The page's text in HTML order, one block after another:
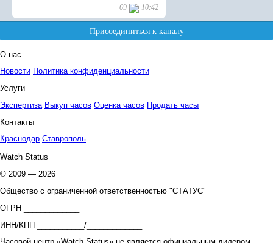
О нас
Новости Политика конфиденциальности
Услуги
Экспертиза Выкуп часов Оценка часов Продать часы
Контакты
Краснодар Ставрополь
Watch Status
© 2009 — 2026
Общество с ограниченной ответственностью "СТАТУС"
ОГРН _____________
ИНН/КПП ___________/_____________